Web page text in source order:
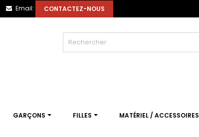
Email: CONTACTEZ-NOUS
GARÇONS FILLES MATÉRIEL / ACCESSOIRES